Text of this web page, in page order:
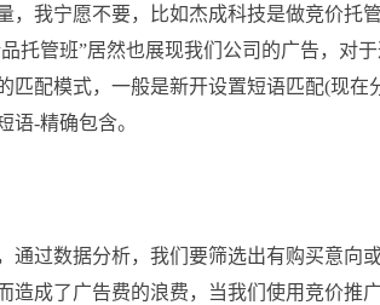
，我宁愿不要，比如杰成科技是做竞价托
托管班”居然也展现我们公司的广告，对
匹配模式，一般是新开设置短语匹配(现
语-精确包含。
通过数据分析，我们要筛选出有购买意向
造成了广告费的浪费，当我们使用竞价推